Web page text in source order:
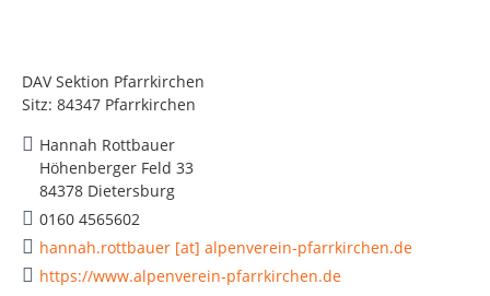
DAV Sektion Pfarrkirchen
Sitz: 84347 Pfarrkirchen
Hannah Rottbauer
Höhenberger Feld 33
84378 Dietersburg
0160 4565602
hannah.rottbauer [at] alpenverein-pfarrkirchen.de
https://www.alpenverein-pfarrkirchen.de